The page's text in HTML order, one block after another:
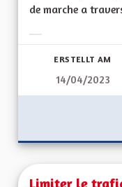
de marche a
ERSTELLT AM
14/04/2023
Limiter le